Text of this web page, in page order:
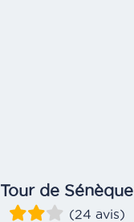
Tour de Sénèque
(24 avis)